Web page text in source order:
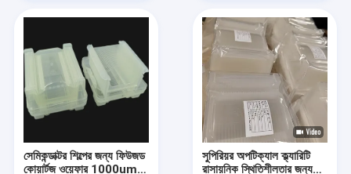
সেমিকন্ডাক্টর শিল্পের জন্য ফিউজড
কোয়ার্টজ ওয়েফার 1000um
সুপিরিয়র অপটিক্যাল ক্ল্যারিটি
রাসায়নিক স্থিতিশীলতার জন্য